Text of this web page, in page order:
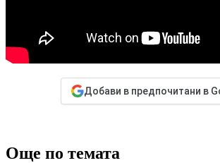
Добави в предпочитани в
Още по темата